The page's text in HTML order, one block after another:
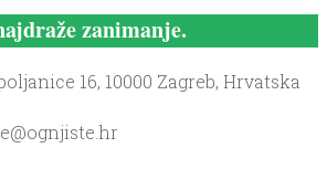
zanimanje.
16, 10000 Zagreb, Hrvatska